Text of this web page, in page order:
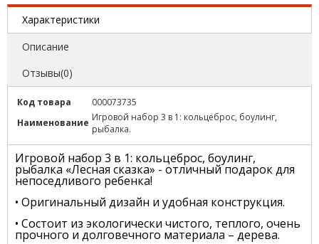
Характеристики
Описание
Отзывы(0)
Код товара
000073735
Наименование Игровой набор 3 в 1: кольцеброс, боулинг,
рыбалка.
Игровой набор 3 в 1: кольцеброс, боулинг,
рыбалка «Лесная сказка» - отличный подарок для
непоседливого ребенка!
• Оригинальный дизайн и удобная конструкция.
• Состоит из экологически чистого, теплого, очень
прочного и долговечного материала – дерева.